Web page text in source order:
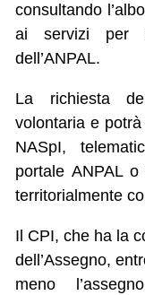
consultando
ai servizi per
dell’ANPAL.
La richiesta
volontaria e
NASpI,
portale ANPAL
territorialmente
Il CPI, che ha la
dell’Assegno,
meno